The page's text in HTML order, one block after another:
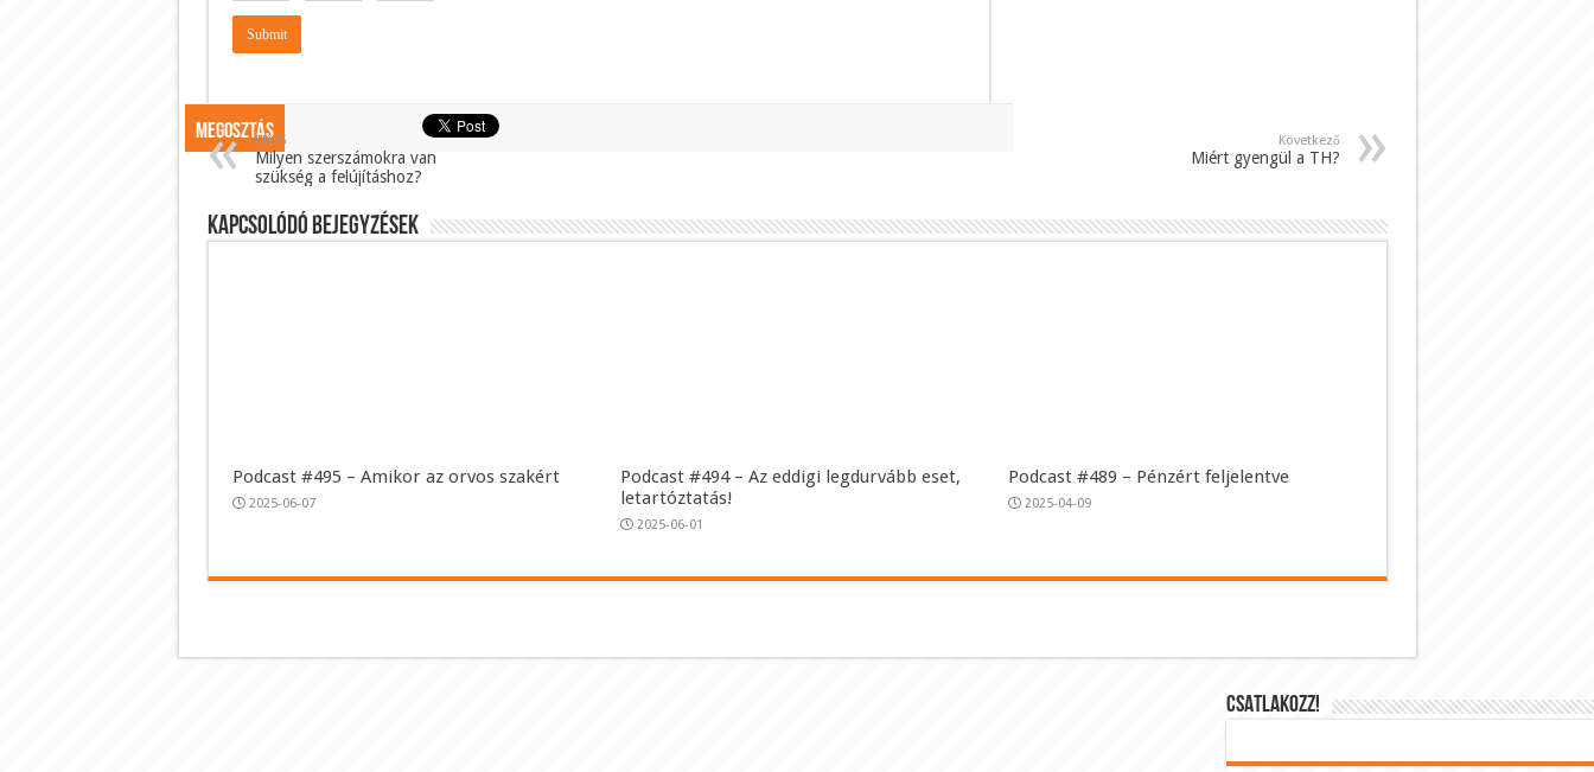
Megosztás
Előző
Milyen szerszámokra van
szükség a felújításhoz?
Következő
Miért gyengül a TH?
Kapcsolódó bejegyzések
Podcast #495 – Amikor az orvos szakért
2025-06-07
Podcast #494 – Az eddigi legdurvább eset,
letartóztatás!
2025-06-01
Podcast #489 – Pénzért feljelentve
2025-04-09
CSATLAKOZZ!